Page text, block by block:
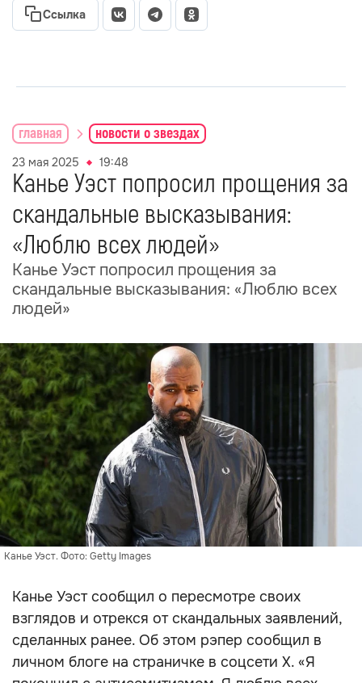
Ссылка
главная новости о звездах
23 мая 2025 19:48
Канье Уэст попросил прощения за
скандальные высказывания:
«Люблю всех людей»
Канье Уэст попросил прощения за
скандальные высказывания: «Люблю всех
людей»
Канье Уэст. Фото: Getty Images
Канье Уэст сообщил о пересмотре своих
взглядов и отрекся от скандальных заявлений,
сделанных ранее. Об этом рэпер сообщил в
личном блоге на страничке в соцсети X. «Я